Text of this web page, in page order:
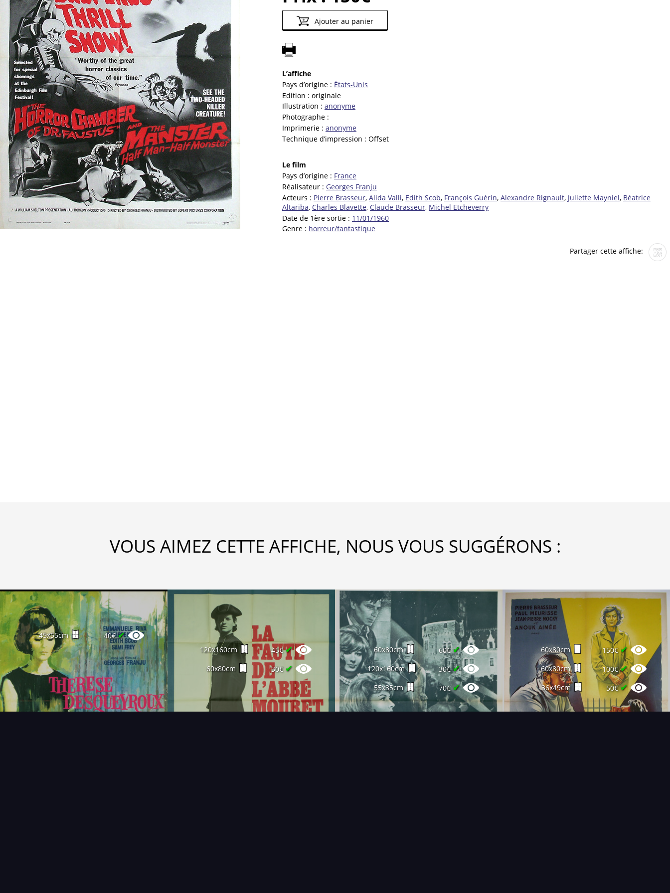
Ajouter au panier
L’affiche
Pays d’origine : États-Unis
Edition : originale
Illustration : anonyme
Photographe :
Imprimerie : anonyme
Technique d’impression : Offset
Le film
Pays d’origine : France
Réalisateur : Georges Franju
Acteurs : Pierre Brasseur, Alida Valli, Edith Scob, François Guérin, Alexandre Rignault, Juliette Mayniel, Béatrice
Altariba, Charles Blavette, Claude Brasseur, Michel Etcheverry
Date de 1ère sortie : 11/01/1960
Genre : horreur/fantastique
Partager cette affiche:
VOUS AIMEZ CETTE AFFICHE, NOUS VOUS SUGGÉRONS :
45x55cm 40€✔
120x160cm 45€✔
60x80cm 30€ ✔
60x80cm 60€✔
120x160cm 30€✔
55x35cm 70€✔
60x80cm 150€✔
60x80cm 100€✔
36x49cm 50€✔